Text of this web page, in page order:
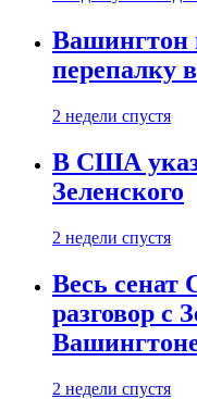
Вашингтон
перепалку
2 недели спустя
В США
Зеленского
2 недели спустя
Весь
разговор с
2 недели спустя